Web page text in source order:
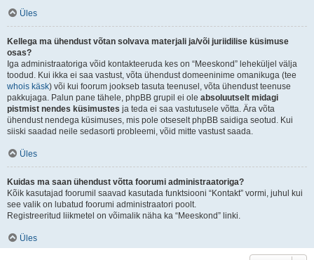
Üles
Kellega ma ühendust võtan solvava materjali ja/või juriidilise küsimuse
osas?
Iga administraatoriga võid kontakteeruda kes on “Meeskond” leheküljel välja
toodud. Kui ikka ei saa vastust, võta ühendust domeeninime omanikuga (tee
whois käsk) või kui foorum jookseb tasuta teenusel, võta ühendust teenuse
pakkujaga. Palun pane tähele, phpBB grupil ei ole absoluutselt midagi
pistmist nendes küsimustes ja teda ei saa vastutusele võtta. Ära võta
ühendust nendega küsimuses, mis pole otseselt phpBB saidiga seotud. Kui
siiski saadad neile sedasorti probleemi, võid mitte vastust saada.
Üles
Kuidas ma saan ühendust võtta foorumi administraatoriga?
Kõik kasutajad foorumil saavad kasutada funktsiooni “Kontakt” vormi, juhul kui
see valik on lubatud foorumi administraatori poolt.
Registreeritud liikmetel on võimalik näha ka “Meeskond” linki.
Üles